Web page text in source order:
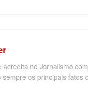
acredita no Jornalismo
os principais fatos